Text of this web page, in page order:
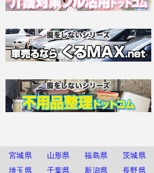
宮城県 山形県 福島県
茨城県
埼玉県 千葉県 新潟県 長野県